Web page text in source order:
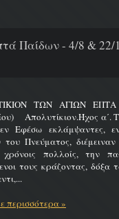
Παίδων - 4/8 & 22/
ΤΩΝ ΑΓΙΩΝ ΕΠΤΑ
Απολυτίκιον.Ήχος α΄.
Εφέσω εκλάμψαντες,
του Πνεύματος,
πολλοίς, την
τους κράζοντας,
περισσότερα »